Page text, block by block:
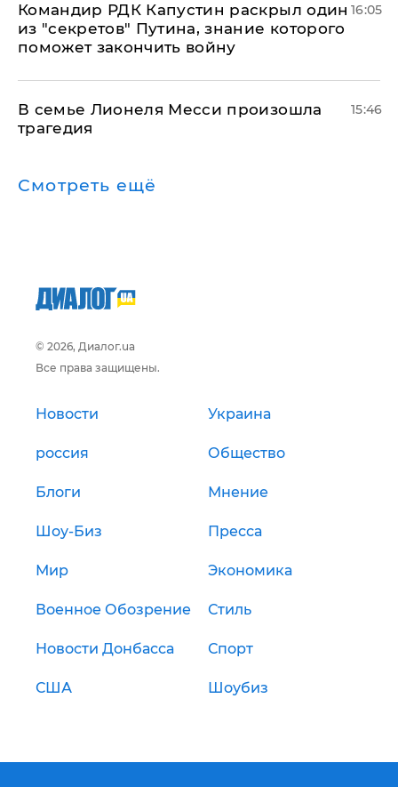
Командир РДК Капустин раскрыл один
из "секретов" Путина, знание которого
поможет закончить войну
16:05
В семье Лионеля Месси произошла
трагедия
15:46
Смотреть ещё
© 2026, Диалог.ua
Все права защищены.
Новости Украина
россия Общество
Блоги Мнение
Шоу-Биз Пресса
Мир Экономика
Военное Обозрение Стиль
Новости Донбасса Спорт
США Шоубиз